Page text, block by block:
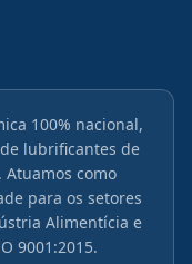
100% nacional,
lubrificantes de
como
para os setores
Alimentícia e
9001:2015.